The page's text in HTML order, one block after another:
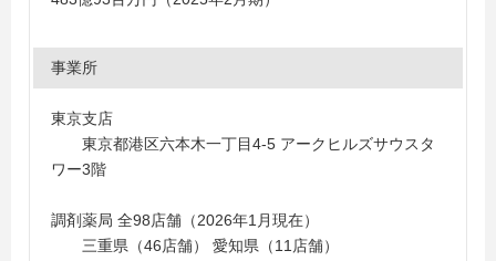
事業所
東京支店
東京都港区六本木一丁目4-5 アークヒルズサウスタ
ワー3階
調剤薬局 全98店舗（2026年1月現在）
三重県（46店舗） 愛知県（11店舗）